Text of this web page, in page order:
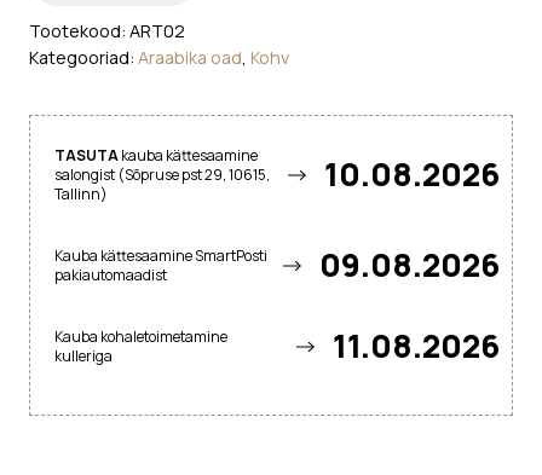
kogus
Tootekood: ART02
Kategooriad: Araabika oad Kohv
TASUTAkauba kättesaamine
salongist (Sõpruse pst 29, 10615,
Tallinn)
10.08.2026
Kauba kättesaamine SmartPosti
pakiautomaadist
09.08.2026
Kauba kohaletoimetamine
kulleriga
11.08.2026